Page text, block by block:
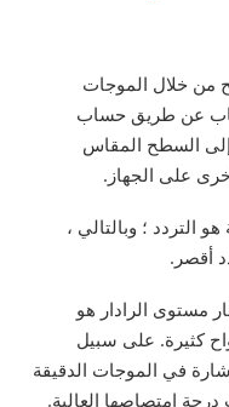
من خلال الموجات
عن طريق حساب
السطح المقاس
على الجهاز.
التردد ؛ وبالتالي ،
أقصر.
مستوى الرادار هو
كثيرة. على سبيل
في الموجات الدقيقة
امتصاصها العالية.